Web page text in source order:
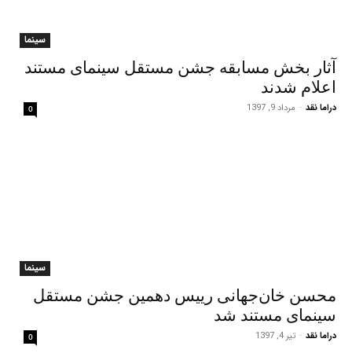
سینما
آثار بخش مسابقه جشن مستقل سینمای مستند
اعلام شدند
دراما نقد - مرداد 9, 1397 0
سینما
محسن خان‌جهانی رییس دهمین جشن مستقل
سینمای مستند شد
دراما نقد - تیر 4, 1397 0